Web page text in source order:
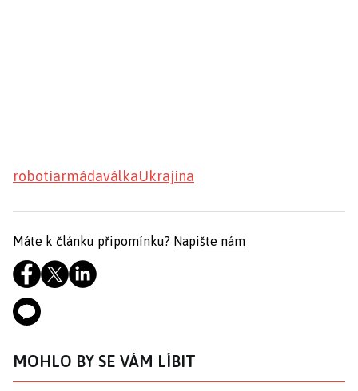
robotiarmádaválkaUkrajina
Máte k článku připomínku? Napište nám
MOHLO BY SE VÁM LÍBIT